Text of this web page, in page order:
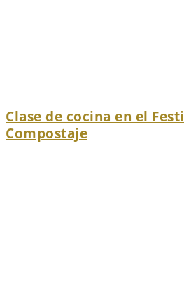
Clase de cocina en el
Compostaje